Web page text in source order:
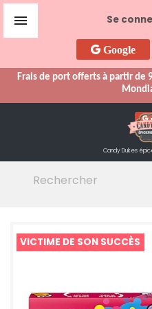
Se
Google
Frais de port offerts à partir de

Candy Dukes
VICTIME DE SON SUCCÈS